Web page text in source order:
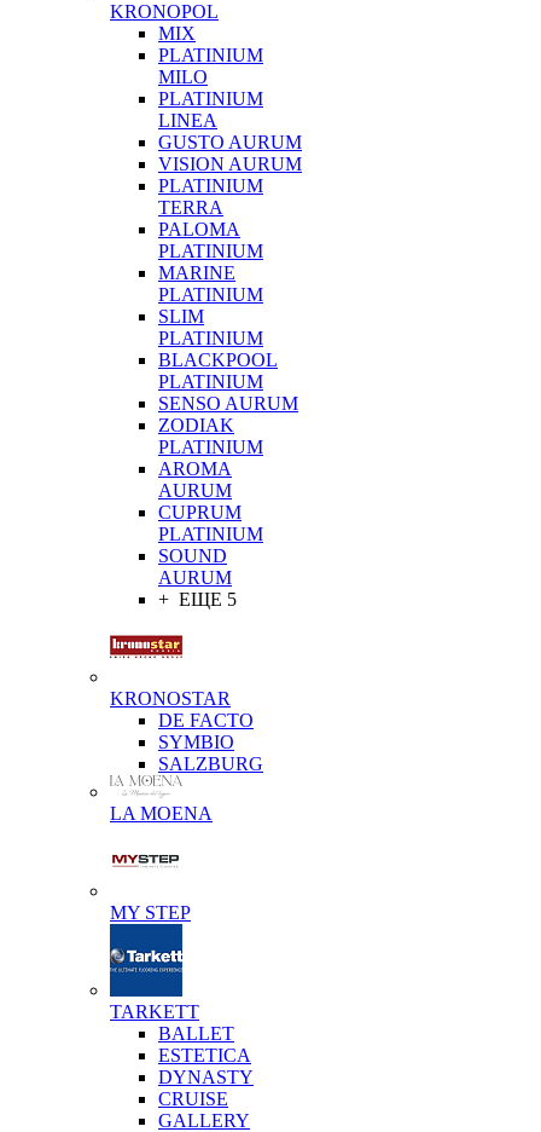
KRONOPOL
MIX
PLATINIUM
MILO
PLATINIUM
LINEA
GUSTO AURUM
VISION AURUM
PLATINIUM
TERRA
PALOMA
PLATINIUM
MARINE
PLATINIUM
SLIM
PLATINIUM
BLACKPOOL
PLATINIUM
SENSO AURUM
ZODIAK
PLATINIUM
AROMA
AURUM
CUPRUM
PLATINIUM
SOUND
AURUM
+ ЕЩЕ 5
KRONOSTAR
DE FACTO
SYMBIO
SALZBURG
LA MOENA
MY STEP
TARKETT
BALLET
ESTETICA
DYNASTY
CRUISE
GALLERY